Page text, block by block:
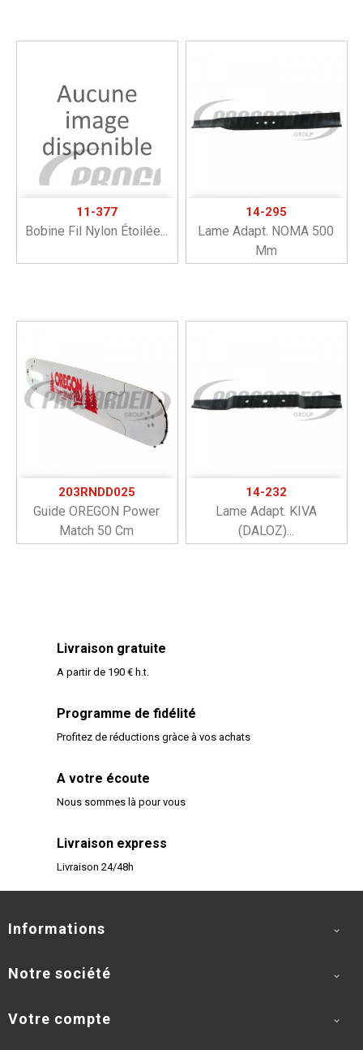
11-377
Bobine Fil Nylon Étoilée...
14-295
Lame Adapt. NOMA 500
Mm
203RNDD025
Guide OREGON Power
Match 50 Cm
14-232
Lame Adapt. KIVA
(DALOZ)...
Livraison gratuite
A partir de 190 € h.t.
Programme de fidélité
Profitez de réductions gràce à vos achats
A votre écoute
Nous sommes là pour vous
Livraison express
Livraison 24/48h
Informations 
Notre société 
Votre compte 